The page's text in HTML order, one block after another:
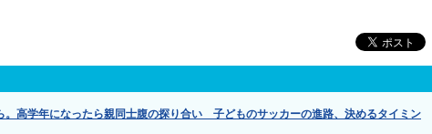
。高学年になったら親同士腹の探り合い 子どものサッカーの進路、決めるタイミン